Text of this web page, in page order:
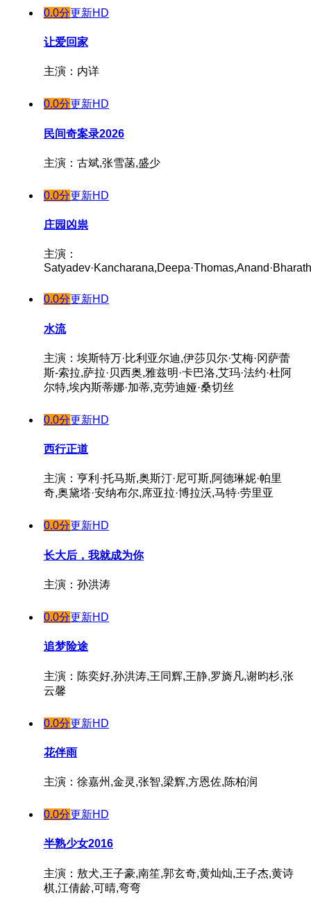
0.0分更新HD
让爱回家
主演：内详
0.0分更新HD
民间奇案录2026
主演：古斌,张雪菡,盛少
0.0分更新HD
庄园凶祟
主演：
0.0分更新HD
水流
主演：埃斯特万·比利亚尔迪,伊莎贝尔·艾梅·冈萨蕾
斯-索拉,萨拉·贝西奥,雅兹明·卡巴洛,艾玛·法约·杜阿
尔特,埃内斯蒂娜·加蒂,克劳迪娅·桑切丝
0.0分更新HD
西行正道
主演：亨利·托马斯,奥斯汀·尼可斯,阿德琳妮·帕里
奇,奥黛塔·安纳布尔,席亚拉·博拉沃,马特·劳里亚
0.0分更新HD
长大后，我就成为你
主演：孙洪涛
0.0分更新HD
追梦险途
主演：陈奕好,孙洪涛,王同辉,王静,罗旖凡,谢昀杉,张
云馨
0.0分更新HD
花伴雨
主演：徐嘉州,金灵,张智,梁辉,方恩佐,陈柏润
0.0分更新HD
半熟少女2016
主演：敖犬,王子豪,南笙,郭玄奇,黄灿灿,王子杰,黄诗
棋,江倩龄,可晴,弯弯